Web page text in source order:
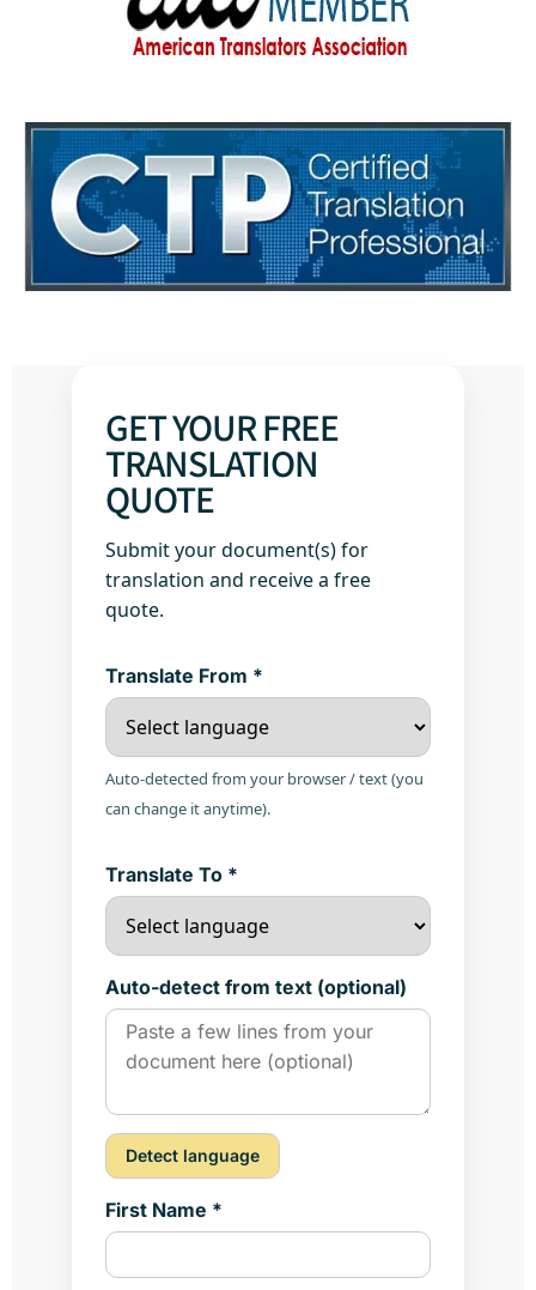
GET YOUR FREE
TRANSLATION
QUOTE
Submit your document(s) for
translation and receive a free
quote.
Translate From *
Auto-detected from your browser / text (you
can change it anytime).
Translate To *
Auto-detect from text (optional)
Detect language
First Name *